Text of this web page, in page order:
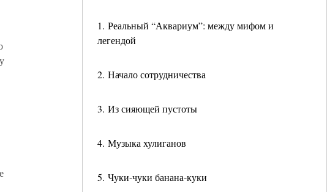
1. Реальный “Аквариум”: между мифом и
легендой
2. Начало сотрудничества
3. Из сияющей пустоты
4. Музыка хулиганов
5. Чуки-чуки банана-куки